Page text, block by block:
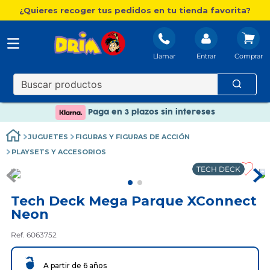
¿Quieres recoger tus pedidos en tu tienda favorita?
Llamar Entrar
Nuevo catálogo Aire Libre
Envío gratis. A partir de 60€(excepto Baleares)
Paga en 3 plazos sin intereses
Paga en 3 plazos sin intereses
JUGUETES
FIGURAS Y FIGURAS DE ACCIÓN
PLAYSETS Y ACCESORIOS
TECH DECK
Tech Deck Mega Parque XConnect
Neon
Ref. 6063752
A partir de 6 años